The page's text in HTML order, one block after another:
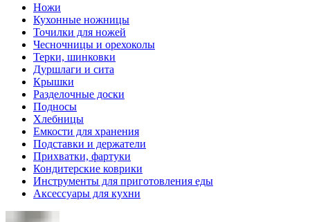
Ножи
Кухонные ножницы
Точилки для ножей
Чесночницы и орехоколы
Терки, шинковки
Дуршлаги и сита
Крышки
Разделочные доски
Подносы
Хлебницы
Емкости для хранения
Подставки и держатели
Прихватки, фартуки
Кондитерские коврики
Инструменты для приготовления еды
Аксессуары для кухни